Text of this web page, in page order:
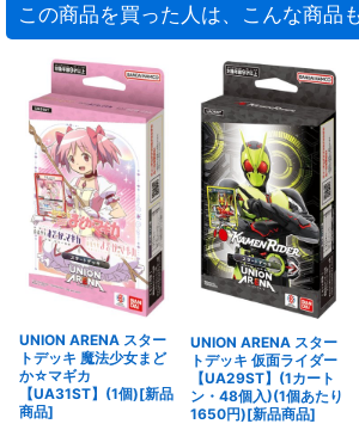
この商品を買った人は、こんな商品
UNION ARENA スター
トデッキ 魔法少女まど
か☆マギカ
【UA31ST】(1個)[新品
商品]
UNION ARENA スター
トデッキ 仮面ライダー
【UA29ST】(1カート
ン・48個入)(1個あたり
1650円)[新品商品]